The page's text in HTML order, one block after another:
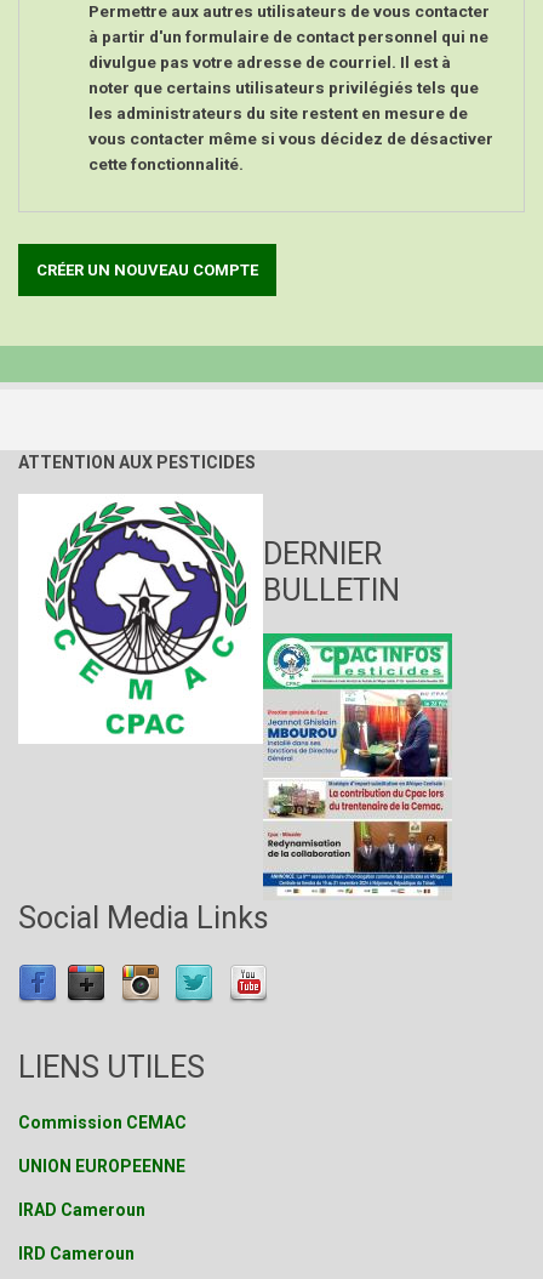
Permettre aux autres utilisateurs de vous contacter
à partir d'un formulaire de contact personnel qui ne
divulgue pas votre adresse de courriel. Il est à
noter que certains utilisateurs privilégiés tels que
les administrateurs du site restent en mesure de
vous contacter même si vous décidez de désactiver
cette fonctionnalité.
ATTENTION AUX PESTICIDES
DERNIER
BULLETIN
Social Media Links
LIENS UTILES
Commission CEMAC
UNION EUROPEENNE
IRAD Cameroun
IRD Cameroun